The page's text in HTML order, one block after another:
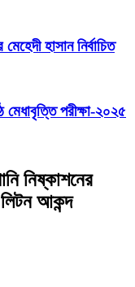
হাসান নির্বাচিত
পরীক্ষা-২০২৫
নিষ্কাশনের
আকন্দ